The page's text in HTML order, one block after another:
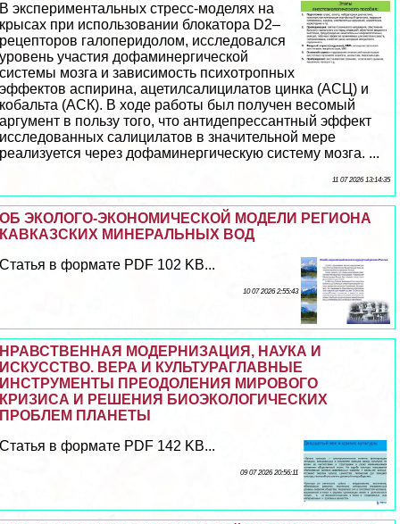
В экспериментальных стресс-моделях на
крысах при использовании блокатора D2–
рецепторов галоперидолом, исследовался
уровень участия дофаминергической
системы мозга и зависимость психотропных
эффектов аспирина, ацетилсалицилатов цинка (АСЦ) и
кобальта (АСК). В ходе работы был получен весомый
аргумент в пользу того, что антидепрессантный эффект
исследованных салицилатов в значительной мере
реализуется через дофаминергическую систему мозга. ...
11 07 2026 13:14:35
ОБ ЭКОЛОГО-ЭКОНОМИЧЕСКОЙ МОДЕЛИ РЕГИОНА
КАВКАЗСКИХ МИНЕРАЛЬНЫХ ВОД
Статья в формате PDF 102 KB...
10 07 2026 2:55:43
НРАВСТВЕННАЯ МОДЕРНИЗАЦИЯ, НАУКА И
ИСКУССТВО. ВЕРА И КУЛЬТУРАГЛАВНЫЕ
ИНСТРУМЕНТЫ ПРЕОДОЛЕНИЯ МИРОВОГО
КРИЗИСА И РЕШЕНИЯ БИОЭКОЛОГИЧЕСКИХ
ПРОБЛЕМ ПЛАНЕТЫ
Статья в формате PDF 142 KB...
09 07 2026 20:56:11